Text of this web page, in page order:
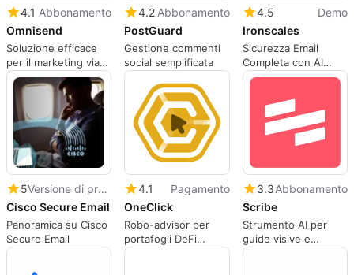
4.1 Abbonamento
Omnisend
Soluzione efficace
per il marketing via
email e SMS
4.2Abbonamento
PostGuard
Gestione commenti
social semplificata
4.5
Demo
Ironscales
Sicurezza Email
Completa con AI
Adattiva
5
Versione di prova
Cisco Secure Email
Panoramica su Cisco
Secure Email
4.1
Pagamento
OneClick
Robo-advisor per
portafogli DeFi
ottimizzati
3.3Abbonamento
Scribe
Strumento AI per
guide visive e
processi